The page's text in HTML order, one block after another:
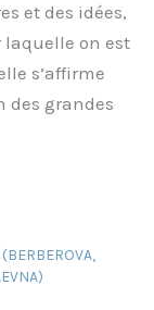
et des idées,
laquelle on est
s’affirme
des grandes